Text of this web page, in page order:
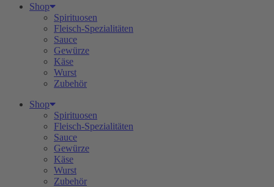
Shop
Spirituosen
Fleisch-Spezialitäten
Sauce
Gewürze
Käse
Wurst
Zubehör
Shop
Spirituosen
Fleisch-Spezialitäten
Sauce
Gewürze
Käse
Wurst
Zubehör